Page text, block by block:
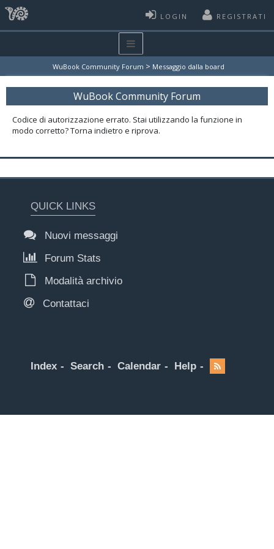
LOGIN REGISTRATI
WuBook Community Forum > Messaggio dalla board
WuBook Community Forum
Codice di autorizzazione errato. Stai utilizzando la funzione in
modo corretto? Torna indietro e riprova.
QUICK LINKS
Nuovi messaggi
Forum Stats
Modalità archivio
Contattaci
Index Search Calendar Help